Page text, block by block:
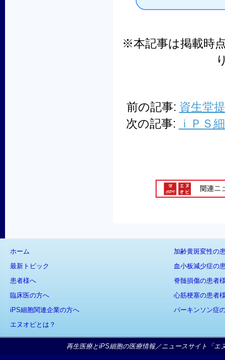
※本記事は掲載時
前の記事: 資生堂
次の記事:
ｉＰＳ
ホーム
最新トピック
患者様へ
臨床医の方へ
iPS細胞関連企業の方へ
エヌオピとは？
加齢黄斑変性の
血小板減少症の
脊髄損傷の患者
心筋梗塞の患者
パーキンソン症
再生医療とiPS細胞の医療情報／ニュースサイト「